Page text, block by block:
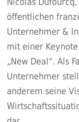
öffentlichen
Unternehmer &
mit einer
„New Deal“. Als
Unternehmer
anderem seine